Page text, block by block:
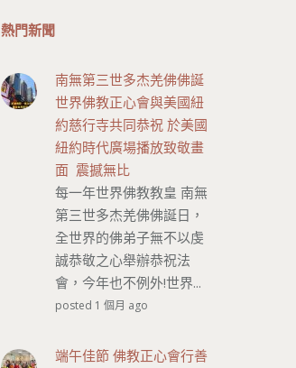
熱門新聞
南無第三世多杰羌佛佛誕
世界佛教正心會與美國紐
約慈行寺共同恭祝 於美國
紐約時代廣場播放致敬畫
面 震撼無比
每一年世界佛教教皇 南無
第三世多杰羌佛佛誕日，
全世界的佛弟子無不以虔
誠恭敬之心舉辦恭祝法
會，今年也不例外!世界...
posted 1 個月 ago
端午佳節 佛教正心會行善